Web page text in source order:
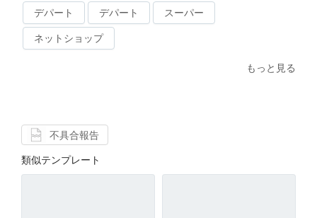
デパート デパート スーパー
ネットショップ
もっと見る
不具合報告
類似テンプレート